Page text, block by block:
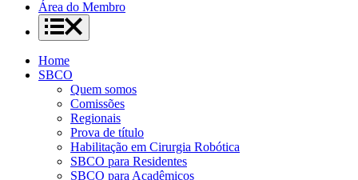
Área do Membro
Home
SBCO
Quem somos
Comissões
Regionais
Prova de título
Habilitação em Cirurgia Robótica
SBCO para Residentes
SBCO para Acadêmicos